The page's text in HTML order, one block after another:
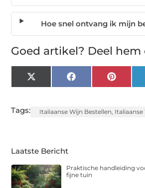
Hoe snel ontvang ik mijn
Goed artikel? Deel hem
X
(Twitter)
Facebook
Tags: Italiaanse Wijn Bestellen,
Laatste Bericht
Praktische handleiding
fijne tuin